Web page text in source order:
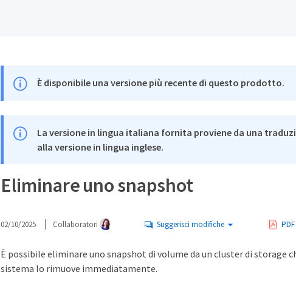
È disponibile una versione più recente di questo prodotto.
La versione in lingua italiana fornita proviene da una
alla versione in lingua inglese.
Eliminare uno snapshot
02/10/2025 Collaboratori Suggerisci modifiche PDF
È possibile eliminare uno snapshot di volume da un cluster di storage
sistema lo rimuove immediatamente.